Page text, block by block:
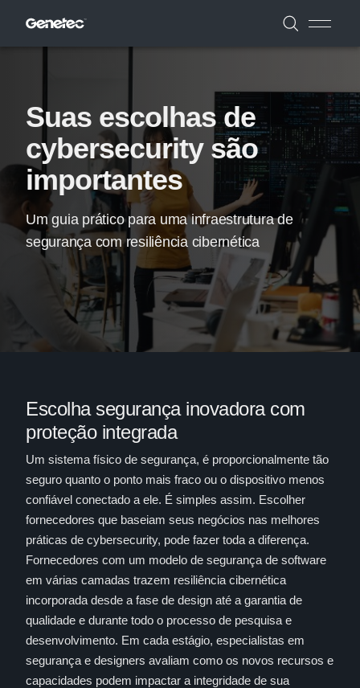
Suas escolhas de
cybersecurity são
importantes
Um guia prático para uma infraestrutura de
segurança com resiliência cibernética
Escolha segurança inovadora com
proteção integrada
Um sistema físico de segurança, é proporcionalmente tão
seguro quanto o ponto mais fraco ou o dispositivo menos
confiável conectado a ele. É simples assim. Escolher
fornecedores que baseiam seus negócios nas melhores
práticas de cybersecurity, pode fazer toda a diferença.
Fornecedores com um modelo de segurança de software
em várias camadas trazem resiliência cibernética
incorporada desde a fase de design até a garantia de
qualidade e durante todo o processo de pesquisa e
desenvolvimento. Em cada estágio, especialistas em
segurança e designers avaliam como os novos recursos e
capacidades podem impactar a integridade de sua